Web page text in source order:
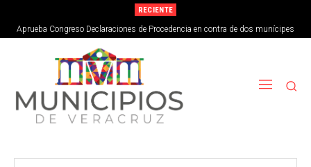
RECIENTE
Aprueba Congreso Declaraciones de Procedencia en contra de dos munícipes